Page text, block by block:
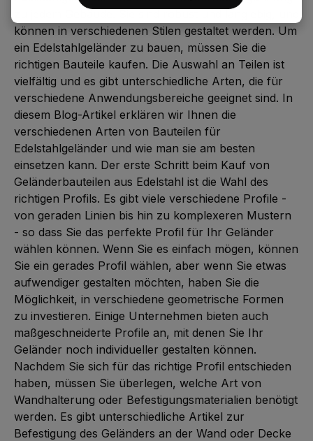
zu jedem Gebäude. Sie sind robust und langlebig, und
können in verschiedenen Stilen gestaltet werden. Um
ein Edelstahlgeländer zu bauen, müssen Sie die
richtigen Bauteile kaufen. Die Auswahl an Teilen ist
vielfältig und es gibt unterschiedliche Arten, die für
verschiedene Anwendungsbereiche geeignet sind. In
diesem Blog-Artikel erklären wir Ihnen die
verschiedenen Arten von Bauteilen für
Edelstahlgeländer und wie man sie am besten
einsetzen kann. Der erste Schritt beim Kauf von
Geländerbauteilen aus Edelstahl ist die Wahl des
richtigen Profils. Es gibt viele verschiedene Profile -
von geraden Linien bis hin zu komplexeren Mustern
- so dass Sie das perfekte Profil für Ihr Geländer
wählen können. Wenn Sie es einfach mögen, können
Sie ein gerades Profil wählen, aber wenn Sie etwas
aufwendiger gestalten möchten, haben Sie die
Möglichkeit, in verschiedene geometrische Formen
zu investieren. Einige Unternehmen bieten auch
maßgeschneiderte Profile an, mit denen Sie Ihr
Geländer noch individueller gestalten können.
Nachdem Sie sich für das richtige Profil entschieden
haben, müssen Sie überlegen, welche Art von
Wandhalterung oder Befestigungsmaterialien benötigt
werden. Es gibt unterschiedliche Artikel zur
Befestigung des Geländers an der Wand oder Decke